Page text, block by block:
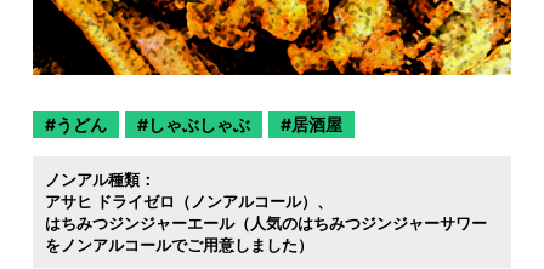
うどん しゃぶしゃぶ 居酒屋
ノンアル種類：
アサヒ ドライゼロ（ノンアルコール）
はちみつジンジャーエール（人気のはちみつジンジャーサワー
をノンアルコールでご用意しました）